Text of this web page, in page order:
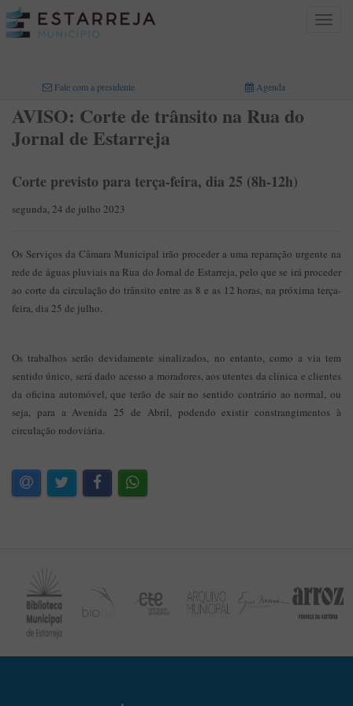
Toggle
Fale com a presidente Agenda
AVISO: Corte de trânsito na Rua do
Jornal de Estarreja
Corte previsto para terça-feira, dia 25 (8h-12h)
segunda, 24 de julho 2023
Os Serviços da Câmara Municipal irão proceder a uma reparação urgente na
rede de águas pluviais na Rua do Jornal de Estarreja, pelo que se irá proceder
ao corte da circulação do trânsito entre as 8 e as 12 horas, na próxima terça-
feira, dia 25 de julho.
Os trabalhos serão devidamente sinalizados, no entanto, como a via tem
sentido único, será dado acesso a moradores, aos utentes da clínica e clientes
da oficina automóvel, que terão de sair no sentido contrário ao normal, ou
seja, para a Avenida 25 de Abril, podendo existir constrangimentos à
circulação rodoviária.